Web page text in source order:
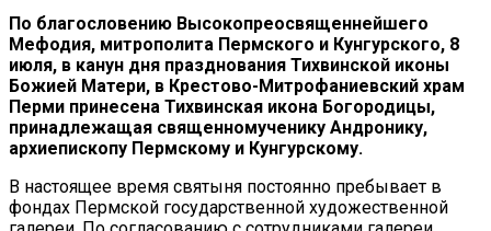
По благословению Высокопреосвященнейшего
Мефодия, митрополита Пермского и Кунгурского, 8
июля, в канун дня празднования Тихвинской иконы
Божией Матери, в Крестово-Митрофаниевский храм
Перми принесена Тихвинская икона Богородицы,
принадлежащая священномученику Андронику,
архиепископу Пермскому и Кунгурскому.
В настоящее время святыня постоянно пребывает в
фондах Пермской государственной художественной